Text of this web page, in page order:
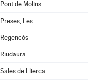
Pont de Molins
Preses, Les
Regencós
Riudaura
Sales de Llierca